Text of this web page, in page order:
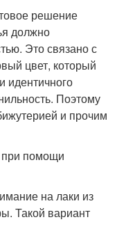
решение
должно
Это связано с
цвет, который
идентичного
Поэтому
и прочим
помощи
на лаки из
Такой вариант